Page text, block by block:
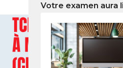
Votre examen aura
NabilOn février